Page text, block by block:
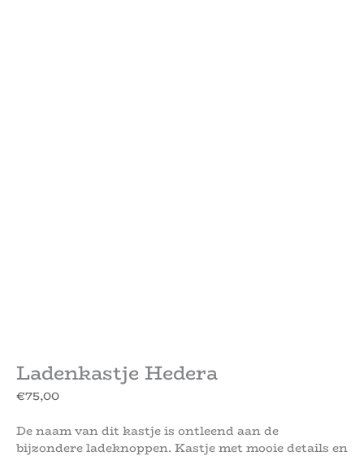
Ladenkastje Hedera
€75,00
De naam van dit kastje is ontleend aan de
bijzondere ladeknoppen. Kastje met mooie details en